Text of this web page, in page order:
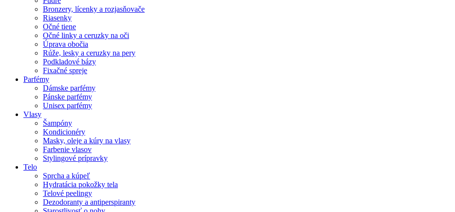
Bronzery, lícenky a rozjasňovače
Riasenky
Očné tiene
Očné linky a ceruzky na oči
Úprava obočia
Rúže, lesky a ceruzky na pery
Podkladové bázy
Fixačné spreje
Parfémy
Dámske parfémy
Pánske parfémy
Unisex parfémy
Vlasy
Šampóny
Kondicionéry
Masky, oleje a kúry na vlasy
Farbenie vlasov
Stylingové prípravky
Telo
Sprcha a kúpeľ
Hydratácia pokožky tela
Telové peelingy
Dezodoranty a antiperspiranty